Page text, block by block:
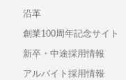
沿革
創業100周年記念サイト
新卒・中途採用情報
アルバイト採用情報